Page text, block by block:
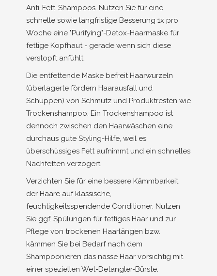
Anti-Fett-Shampoos. Nutzen Sie für eine
schnelle sowie langfristige Besserung 1x pro
Woche eine "Purifying"-Detox-Haarmaske für
fettige Kopfhaut - gerade wenn sich diese
verstopft anfühlt.
Die entfettende Maske befreit Haarwurzeln
(überlagerte fördern Haarausfall und
Schuppen) von Schmutz und Produktresten wie
Trockenshampoo. Ein Trockenshampoo ist
dennoch zwischen den Haarwäschen eine
durchaus gute Styling-Hilfe, weil es
überschüssiges Fett aufnimmt und ein schnelles
Nachfetten verzögert.
Verzichten Sie für eine bessere Kämmbarkeit
der Haare auf klassische,
feuchtigkeitsspendende Conditioner. Nutzen
Sie ggf. Spülungen für fettiges Haar und zur
Pflege von trockenen Haarlängen bzw.
kämmen Sie bei Bedarf nach dem
Shampoonieren das nasse Haar vorsichtig mit
einer speziellen Wet-Detangler-Bürste.